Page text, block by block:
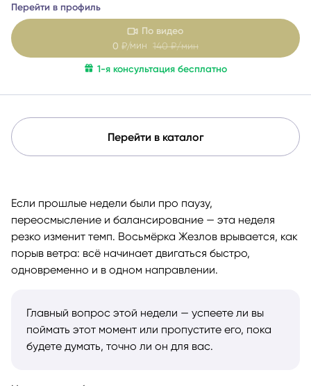
цель — помочь вам раскрыть свой потенциал и достичь
гармонии в жизни.
Перейти в профиль
По видео
0 ₽/мин140 ₽/мин
1-я консультация бесплатно
Перейти в каталог
Если прошлые недели были про паузу,
переосмысление и балансирование — эта неделя
резко изменит темп. Восьмёрка Жезлов врывается, как
порыв ветра: всё начинает двигаться быстро,
одновременно и в одном направлении.
Главный вопрос этой недели — успеете ли вы
поймать этот момент или пропустите его, пока
будете думать, точно ли он для вас.